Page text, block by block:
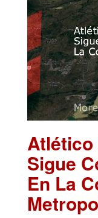
Atlético
Sigue
En La